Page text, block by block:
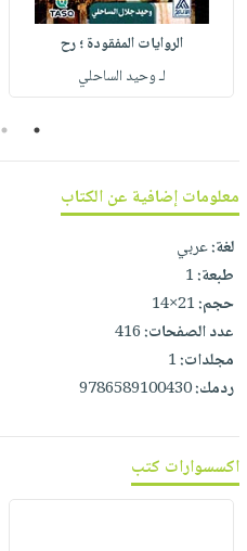
صابون
أطفال
مناسبات
فيديوهات
أسئلة
وفرات
كتابك
تواصل
معنا
عربةالروايات المفقودة ؛ رح
لـ وحيد الساحلي
1
2
معلومات إضافية عن الكتاب
لغة:عربي
طبعة:1
حجم:21×14
عدد الصفحات:416
مجلدات:1
ردمك:9786589100430
اكسسوارات كتب